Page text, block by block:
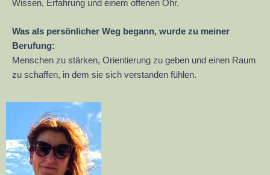
Wissen, Erfahrung und einem offenen Ohr.
Was als persönlicher Weg begann, wurde zu meiner
Berufung:
Menschen zu stärken, Orientierung zu geben und einen Raum
zu schaffen, in dem sie sich verstanden fühlen.